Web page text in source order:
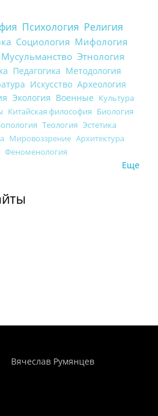
Психология Религия
Социология Мифология
Мусульманство Этнология
Педагогика Методология
Искусство Археология
Экология Военные Культура
Китайская философия Биология
Теология Эстетика
Мировоззрение Архитектура
Феноменология
Еще
Вячеслав Румянцев